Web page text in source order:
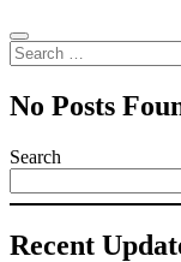
Search
…
No Posts
Search
Recent